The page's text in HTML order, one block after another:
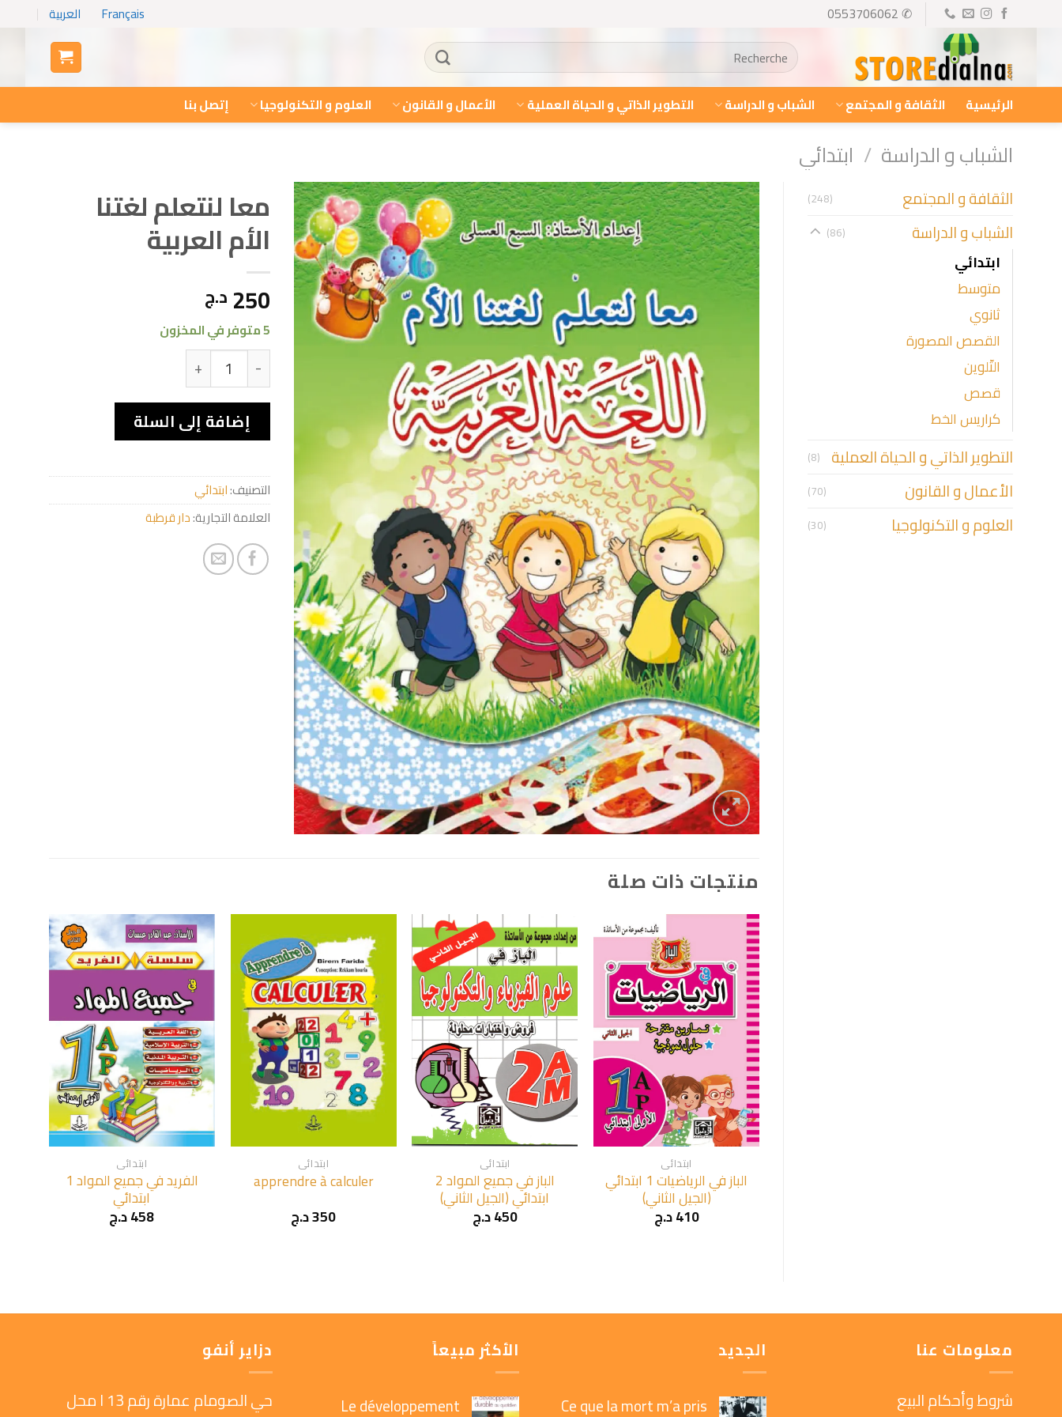
✆ 0553706062
Français العربية
البحث
عن:
الرئيسية الثقافة و المجتمع الشباب و الدراسة التطوير الذاتي و الحياة العملية الأعمال و القانون العلوم و التكنولوجيا إتصل بنا
الشباب و الدراسة / ابتدائي
الثقافة و المجتمع (248)
الشباب و الدراسة (86)
ابتدائي
متوسط
ثانوي
القصص المصورة
التّلوين
قصص
كراريس الخط
التطوير الذاتي و الحياة العملية (8)
الأعمال و القانون (70)
العلوم و التكنولوجيا (30)
معا لنتعلم لغتنا
الأم العربية
250 د.ج
5 متوفر في المخزون
كمية معا لنتعلم لغتنا الأم العربية
إضافة إلى السلة
التصنيف:ابتدائي
العلامة التجارية:دار قرطبة
منتجات ذات صلة
+
ابتدائي
الباز في الرياضيات 1 ابتدائي
(الجيل الثاني)
410د.ج
+
ابتدائي
الباز في جميع المواد 2
ابتدائي (الجيل الثاني)
450د.ج
ابتدائي
apprendre à calculer
350د.ج
+
ابتدائي
الفريد في جميع المواد 1
ابتدائي
458د.ج
معلومات عنا
شروط وأحكام البيع
الجديد
Ce que la mort m’a pris
الأكثر مبيعاً
Le développement
دزاير أنفو
حي الصومام عمارة رقم 13 ا محل